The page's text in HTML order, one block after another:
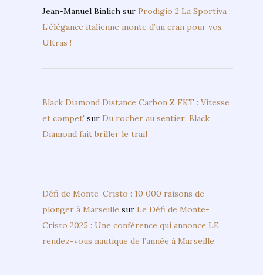
Jean-Manuel Binlich sur Prodigio 2 La Sportiva :
L’élégance italienne monte d’un cran pour vos
Ultras !
Black Diamond Distance Carbon Z FKT : Vitesse
et compet' sur Du rocher au sentier: Black
Diamond fait briller le trail
Défi de Monte-Cristo : 10 000 raisons de
plonger à Marseille sur Le Défi de Monte-
Cristo 2025 : Une conférence qui annonce LE
rendez-vous nautique de l’année à Marseille